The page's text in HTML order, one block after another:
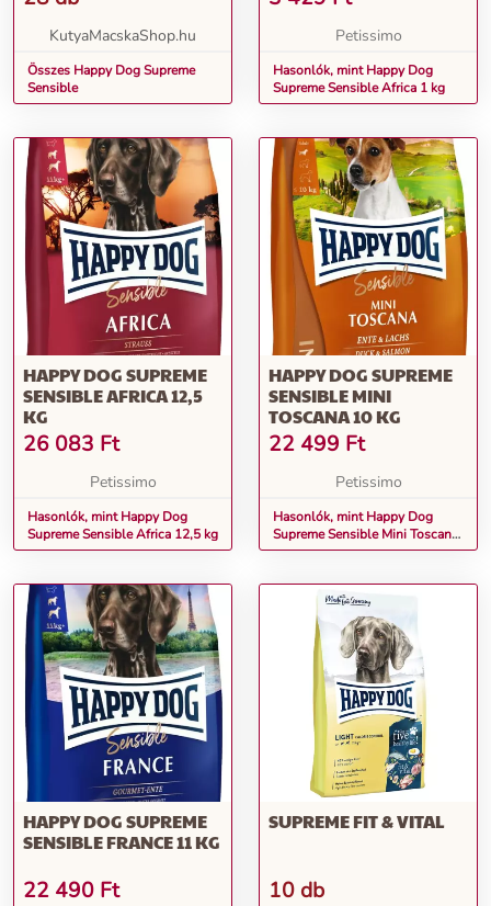
KutyaMacskaShop.hu
Összes Happy Dog Supreme
Sensible
Petissimo
Hasonlók, mint Happy Dog
Supreme Sensible Africa 1 kg
HAPPY DOG SUPREME
SENSIBLE AFRICA 12,5
KG
26 083 Ft
Petissimo
Hasonlók, mint Happy Dog
Supreme Sensible Africa 12,5 kg
HAPPY DOG SUPREME
SENSIBLE MINI
TOSCANA 10 KG
22 499 Ft
Petissimo
Hasonlók, mint Happy Dog
Supreme Sensible Mini Toscana
10 kg
HAPPY DOG SUPREME
SENSIBLE FRANCE 11 KG
22 490 Ft
SUPREME FIT & VITAL
10 db